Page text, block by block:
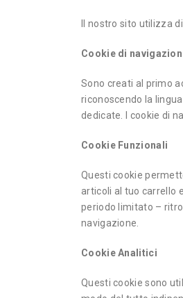
Il nostro sito utilizza
Cookie di
Sono creati al primo
riconoscendo la
dedicate. I cookie di
Cookie Funzionali
Questi cookie
articoli al tuo carrello
periodo limitato –
navigazione.
Cookie Analitici
Questi cookie sono